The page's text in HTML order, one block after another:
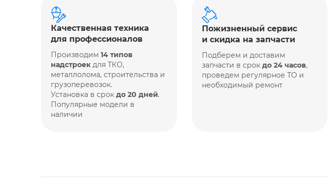
Качественная техника
для профессионалов
Производим 14 типов
надстроек для ТКО,
металлолома, строительства и
грузоперевозок.
Установка в срок до 20 дней.
Популярные модели в
наличии
Пожизненный сервис
и скидка на запчасти
Подберем и доставим
запчасти в срок до 24 часов,
проведем регулярное ТО и
необходимый ремонт